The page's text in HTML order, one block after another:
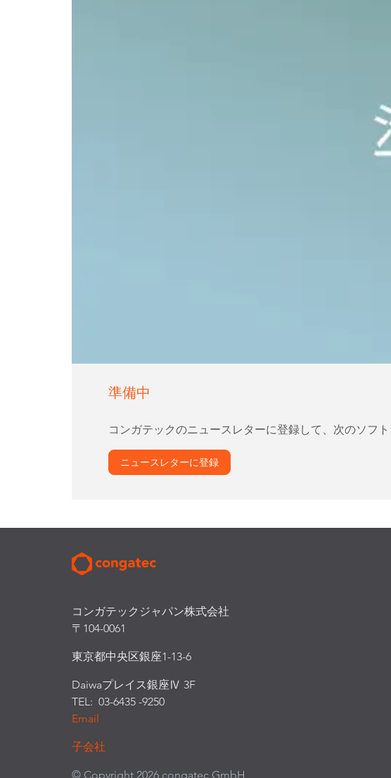
準備中
コンガテックのニュースレターに登録して、次のソフ
ニュースレターに登録
コンガテックジャパン株式会社
〒104-0061
東京都中央区銀座1-13-6
Daiwaプレイス銀座Ⅳ 3F
TEL: 03-6435 -9250
Email
子会社
© Copyright 2026 congatec GmbH